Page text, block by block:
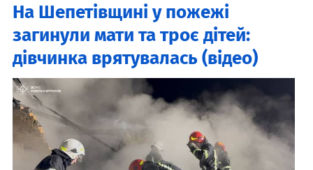
На Шепетівщині у пожежі
загинули мати та троє дітей:
дівчинка врятувалась (відео)